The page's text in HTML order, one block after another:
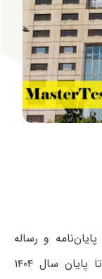
و رساله
دانشجویان تحصیلات تکمیلی که پیش‌تر تا پایان سال ۱۴۰۴